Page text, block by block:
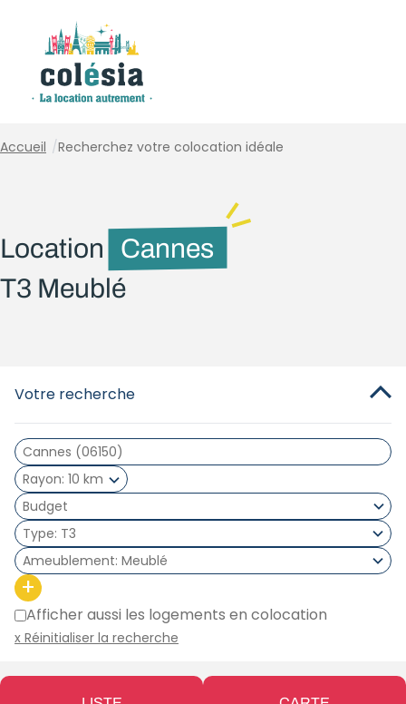
Accueil /Recherchez votre colocation idéale
Location
Cannes
T3 Meublé
Votre recherche
Rayon 10 km
Type T3
Ameublement Meublé
+
Afficher aussi les logements en colocation
x Réinitialiser la recherche